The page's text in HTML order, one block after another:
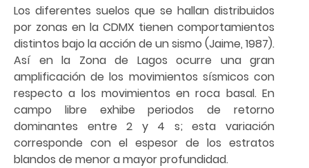
Los diferentes suelos que se hallan distribuidos
por zonas en la CDMX tienen comportamientos
distintos bajo la acción de un sismo (Jaime, 1987).
Así en la Zona de Lagos ocurre una gran
amplificación de los movimientos sísmicos con
respecto a los movimientos en roca basal. En
campo libre exhibe periodos de retorno
dominantes entre 2 y 4 s; esta variación
corresponde con el espesor de los estratos
blandos de menor a mayor profundidad.